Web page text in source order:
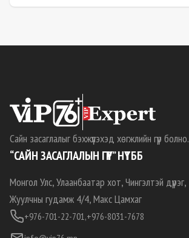
Сайн засаглалыг бэхжүүлэхэд хөгжлийн гүүр болно.
“САЙН ЗАСАГЛАЛЫН ГҮҮР” НҮТББ
Монгол Улс, Улаанбаатар хот, Чингэлтэй дүүрэг,
Жуулчны гудамж 4/4, Макс Цамхаг
+976-701-22-701,+976-8031-7678